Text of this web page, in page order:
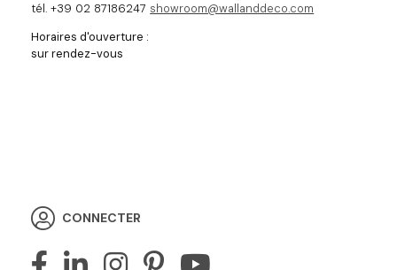
tél. +39 02 87186247 showroom@wallanddeco.com
Horaires d'ouverture :
sur rendez-vous
CONNECTER